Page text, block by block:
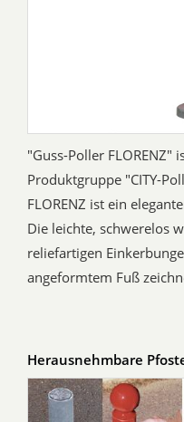
"Guss-Poller FLORENZ"
Produktgruppe "CITY-
FLORENZ ist ein
Die leichte, schwerelos
reliefartigen
angeformtem Fuß
Herausnehmbare